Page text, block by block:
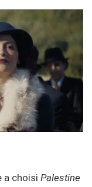
a choisi Palestine